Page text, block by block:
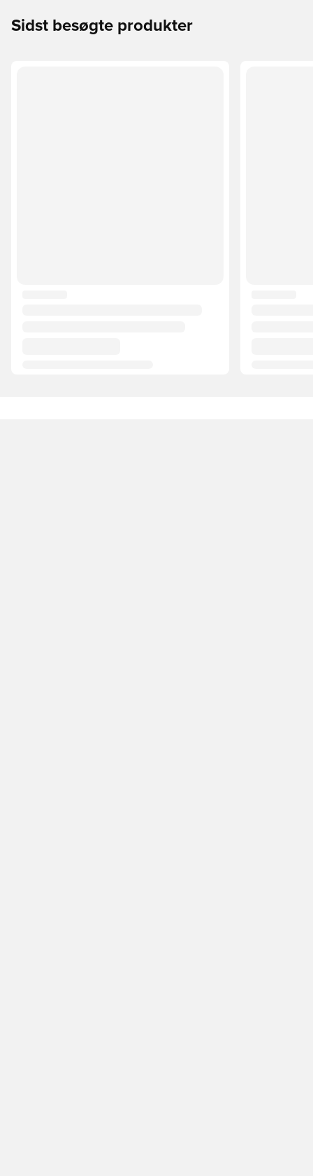
Sidst besøgte produkter